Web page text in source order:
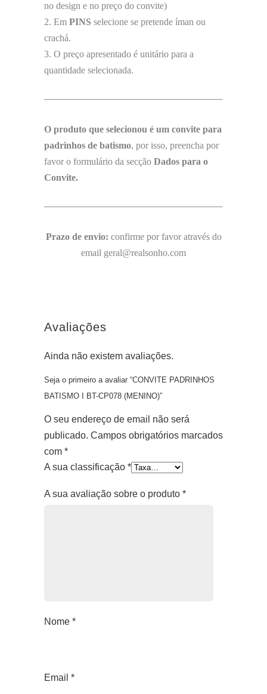
no design e no preço do convite)
2. Em PINS selecione se pretende íman ou
crachá.
3. O preço apresentado é unitário para a
quantidade selecionada.
O produto que selecionou é um convite para
padrinhos de batismo, por isso, preencha por
favor o formulário da secção Dados para o
Convite.
Prazo de envio: confirme por favor através do
email geral@realsonho.com
Avaliações
Ainda não existem avaliações.
Seja o primeiro a avaliar “CONVITE PADRINHOS
BATISMO I BT-CP078 (MENINO)”
O seu endereço de email não será
publicado. Campos obrigatórios marcados
com *
A sua classificação *
A sua avaliação sobre o produto *
Nome *
Email *